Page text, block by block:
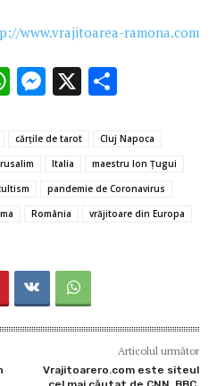
www.vrajitoarea-ramona.com
W
at
s
A
p
M
se
n
g
er
X
ta
je
az
ă
cărțile de tarot
Cluj Napoca
Italia
maestru Ion Ţugui
pandemie de Coronavirus
România
vrăjitoare din Europa
Articolul următor
Vrajitoarero.com este siteul